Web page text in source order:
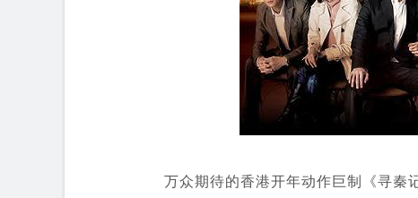
万众期待的香港开年动作巨制《寻秦